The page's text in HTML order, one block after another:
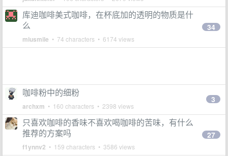
库迪咖啡美式咖啡，在杯底加的透明的物质是什
么
miusmile • 74 characters • 6174 views
34
咖啡粉中的细粉
archxm • 160 characters • 2398 views
3
只喜欢咖啡的香味不喜欢喝咖啡的苦味，有什么
推荐的方案吗
f1ynnv2 • 159 characters • 3586 views
27